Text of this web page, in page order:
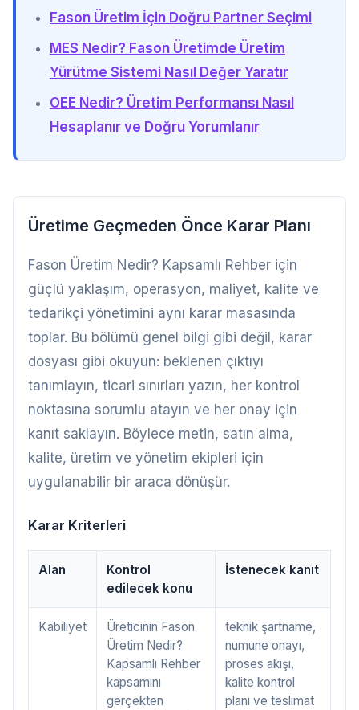
Fason Üretim İçin Doğru Partner Seçimi
MES Nedir? Fason Üretimde Üretim
Yürütme Sistemi Nasıl Değer Yaratır
OEE Nedir? Üretim Performansı Nasıl
Hesaplanır ve Doğru Yorumlanır
Üretime Geçmeden Önce Karar Planı
Fason Üretim Nedir? Kapsamlı Rehber için
güçlü yaklaşım, operasyon, maliyet, kalite ve
tedarikçi yönetimini aynı karar masasında
toplar. Bu bölümü genel bilgi gibi değil, karar
dosyası gibi okuyun: beklenen çıktıyı
tanımlayın, ticari sınırları yazın, her kontrol
noktasına sorumlu atayın ve her onay için
kanıt saklayın. Böylece metin, satın alma,
kalite, üretim ve yönetim ekipleri için
uygulanabilir bir araca dönüşür.
Karar Kriterleri
Alan
Kontrol
edilecek konu
İstenecek kanıt
Kabiliyet
Üreticinin Fason
Üretim Nedir?
Kapsamlı Rehber
kapsamını
gerçekten
teknik şartname,
numune onayı,
proses akışı,
kalite kontrol
planı ve teslimat